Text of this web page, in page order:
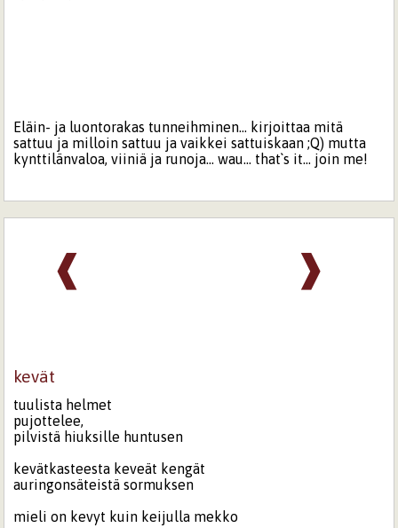
Eläin- ja luontorakas tunneihminen... kirjoittaa mitä
sattuu ja milloin sattuu ja vaikkei sattuiskaan ;Q) mutta
kynttilänvaloa, viiniä ja runoja... wau... that`s it... join me!
❱
❰
kevät
tuulista helmet
pujottelee,
pilvistä hiuksille huntusen
kevätkasteesta keveät kengät
auringonsäteistä sormuksen
mieli on kevyt kuin keijulla mekko